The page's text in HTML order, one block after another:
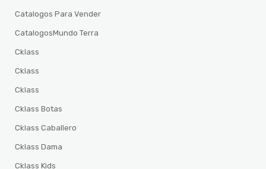
Catalogos Para Vender
CatalogosMundo Terra
Cklass
Cklass
Cklass
Cklass Botas
Cklass Caballero
Cklass Dama
Cklass Kids